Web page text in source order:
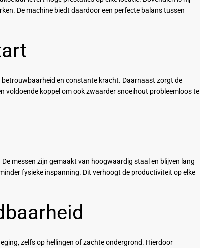
De machine biedt daardoor een perfecte balans tussen
betrouwbaarheid en constante kracht. Daarnaast zorgt de
voldoende koppel om ook zwaarder snoeihout probleemloos te
messen zijn gemaakt van hoogwaardig staal en blijven lang
fysieke inspanning. Dit verhoogt de productiviteit op elke
zelfs op hellingen of zachte ondergrond. Hierdoor